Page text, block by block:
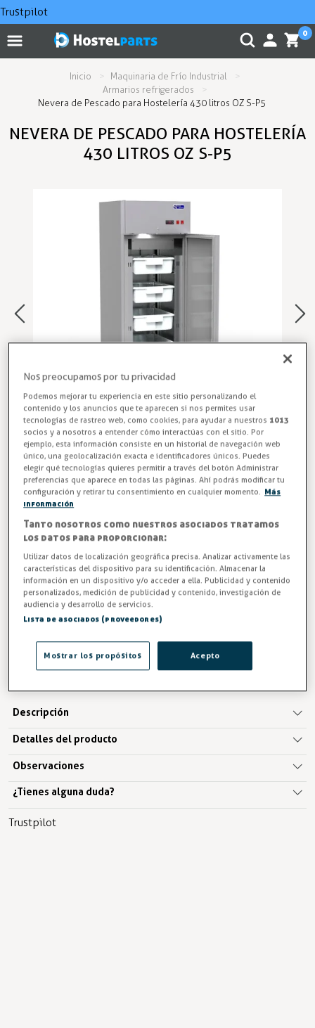
Trustpilot
0
Inicio
Maquinaria de Frío Industrial
Armarios refrigerados
Nevera de Pescado para Hostelería 430 litros OZ S-P5
NEVERA DE PESCADO PARA HOSTELERÍA
430 LITROS OZ S-P5
Nevera para Pescado
Armario snack refrigerado para pescado OZ S-P5 con una
potencia frigorífica de 415 W. Tiene unas medidas de 645
x730 x 2000 mm y dispone de 5 cubetas+escurridor.
Entrega en 24/48h
3.074,61 €
IVA excl. 2.541,00€
NOTIFICAR
Descripción
Detalles del producto
Observaciones
¿Tienes alguna duda?
Trustpilot
Nos preocupamos por tu privacidad
Podemos mejorar tu experiencia en este sitio personalizando el
contenido y los anuncios que te aparecen si nos permites usar
tecnologías de rastreo web, como cookies, para ayudar a nuestros 1013
socios y a nosotros a entender cómo interactúas con el sitio. Por
ejemplo, esta información consiste en un historial de navegación web
único, una geolocalización exacta e identificadores únicos. Puedes
elegir qué tecnologías quieres permitir a través del botón Administrar
preferencias que aparece en todas las páginas. Ahí podrás modificar tu
configuración y retirar tu consentimiento en cualquier momento. Más
información
Tanto nosotros como nuestros asociados tratamos
los datos para proporcionar:
Utilizar datos de localización geográfica precisa. Analizar activamente las
características del dispositivo para su identificación. Almacenar la
información en un dispositivo y/o acceder a ella. Publicidad y contenido
personalizados, medición de publicidad y contenido, investigación de
audiencia y desarrollo de servicios.
Lista de asociados (proveedores)
Acepto
Mostrar los propósitos